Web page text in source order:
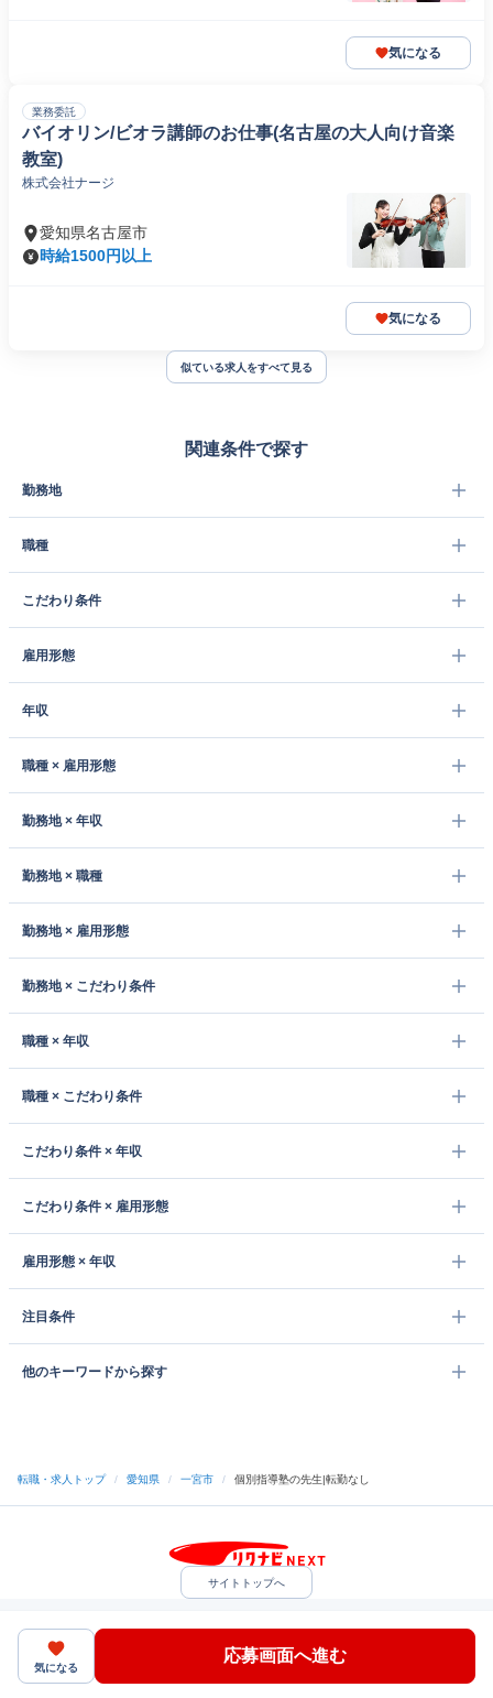
気になる
業務委託
バイオリン/ビオラ講師のお仕事(名古屋の大人向け音楽
教室)
株式会社ナージ
愛知県名古屋市
時給1500円以上
気になる
似ている求人をすべて見る
関連条件で探す
勤務地
職種
こだわり条件
雇用形態
年収
職種 × 雇用形態
勤務地 × 年収
勤務地 × 職種
勤務地 × 雇用形態
勤務地 × こだわり条件
職種 × 年収
職種 × こだわり条件
こだわり条件 × 年収
こだわり条件 × 雇用形態
雇用形態 × 年収
注目条件
他のキーワードから探す
転職・求人トップ / 愛知県 / 一宮市 / 個別指導塾の先生|転勤なし
気になる
応募画面へ進む
サイトトップへ
中途採用をご検討の企業様
ヘルプ・お問い合わせ
（C）Indeed Inc.